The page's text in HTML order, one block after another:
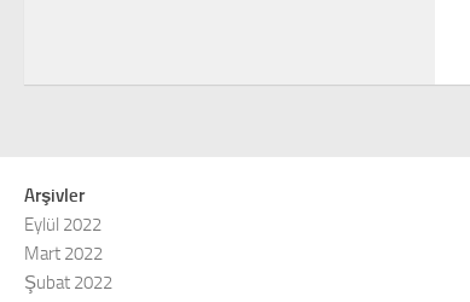
Arşivler
Eylül 2022
Mart 2022
Şubat 2022